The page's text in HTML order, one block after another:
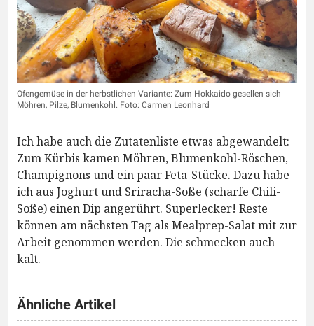
Ofengemüse in der herbstlichen Variante: Zum Hokkaido gesellen sich
Möhren, Pilze, Blumenkohl. Foto: Carmen Leonhard
Ich habe auch die Zutatenliste etwas abgewandelt:
Zum Kürbis kamen Möhren, Blumenkohl-Röschen,
Champignons und ein paar Feta-Stücke. Dazu habe
ich aus Joghurt und Sriracha-Soße (scharfe Chili-
Soße) einen Dip angerührt. Superlecker! Reste
können am nächsten Tag als Mealprep-Salat mit zur
Arbeit genommen werden. Die schmecken auch
kalt.
Ähnliche Artikel